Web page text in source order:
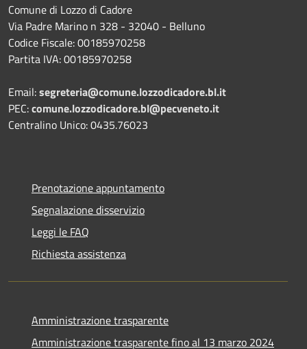
Comune di Lozzo di Cadore
Via Padre Marino n 328 - 32040 - Belluno
Codice Fiscale: 00185970258
Partita IVA: 00185970258
Email:segreteria@comune.lozzodicadore.bl.it
PEC:comune.lozzodicadore.bl@pecveneto.it
Centralino Unico: 0435.76023
Prenotazione appuntamento
Segnalazione disservizio
Leggi le FAQ
Richiesta assistenza
Amministrazione trasparente
Amministrazione trasparente fino al 13 marzo 2024